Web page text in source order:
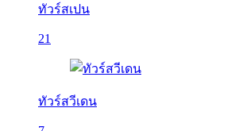
ทัวร์สเปน
21
ทัวร์สวีเดน